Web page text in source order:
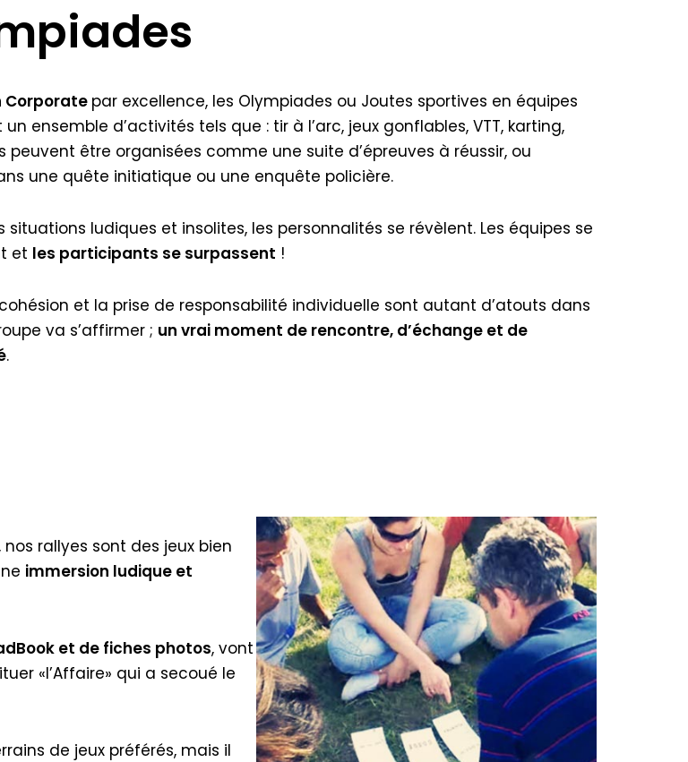
Corporate par excellence, les Olympiades ou Joutes sportives en équipes
ensemble d’activités tels que : tir à l’arc, jeux gonflables, VTT, karting,
peuvent être organisées comme une suite d’épreuves à réussir, ou
une quête initiatique ou une enquête policière.
ludiques et insolites, les personnalités se révèlent. Les équipes se
et les participants se surpassent !
cohésion et la prise de responsabilité individuelle sont autant d’atouts dans
va s’affirmer ; un vrai moment de rencontre, d’échange et de
.
rallyes sont des jeux bien
immersion ludique et
et de fiches photos, vont
«l’Affaire» qui a secoué le
de jeux préférés, mais il